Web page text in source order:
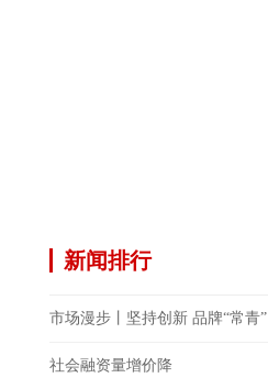
新闻排行
市场漫步丨坚持创新 品牌“常青”
社会融资量增价降